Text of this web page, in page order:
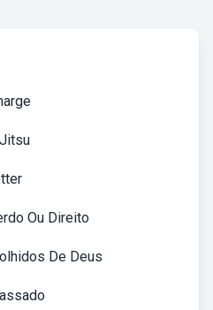
Ou Direito
De Deus